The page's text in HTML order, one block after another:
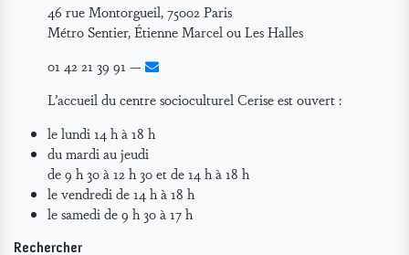
46 rue Montorgueil, 75002 Paris
Métro Sentier, Étienne Marcel ou Les Halles
01 42 21 39 91 —
L’accueil du centre socioculturel Cerise est ouvert :
le lundi 14 h à 18 h
du mardi au jeudi
de 9 h 30 à 12 h 30 et de 14 h à 18 h
le vendredi de 14 h à 18 h
le samedi de 9 h 30 à 17 h
Rechercher